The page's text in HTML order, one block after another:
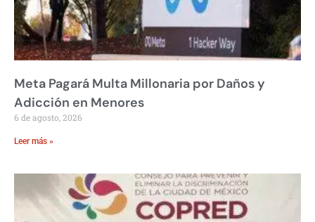
Meta Pagará Multa Millonaria por Daños y
Adicción en Menores
6 de agosto, 2026
Leer más »